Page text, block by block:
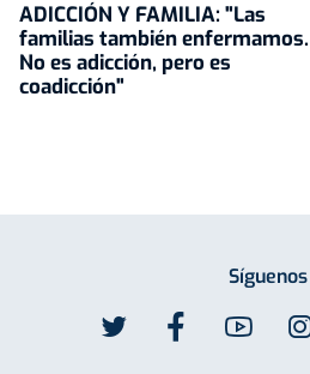
ADICCIÓN Y FAMILIA: "Las
familias también enfermamos.
No es adicción, pero es
coadicción"
Síguenos